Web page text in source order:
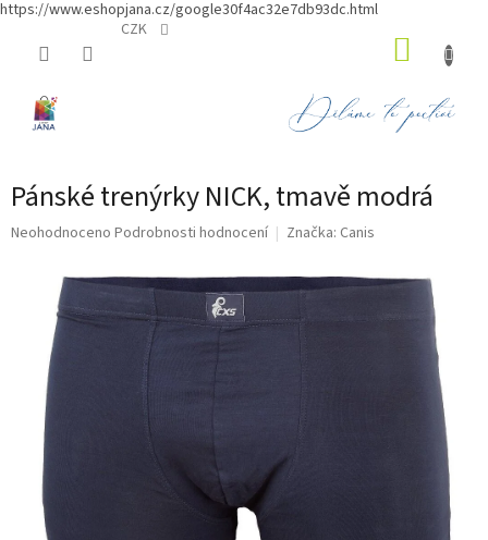
https://www.eshopjana.cz/google30f4ac32e7db93dc.html
CZK
Pánské trenýrky NICK, tmavě modrá
Průměrné
produktu
hvězdiček.
Neohodnoceno Podrobnosti hodnocení Značka: Canis